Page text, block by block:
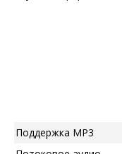
Поддержка MP3